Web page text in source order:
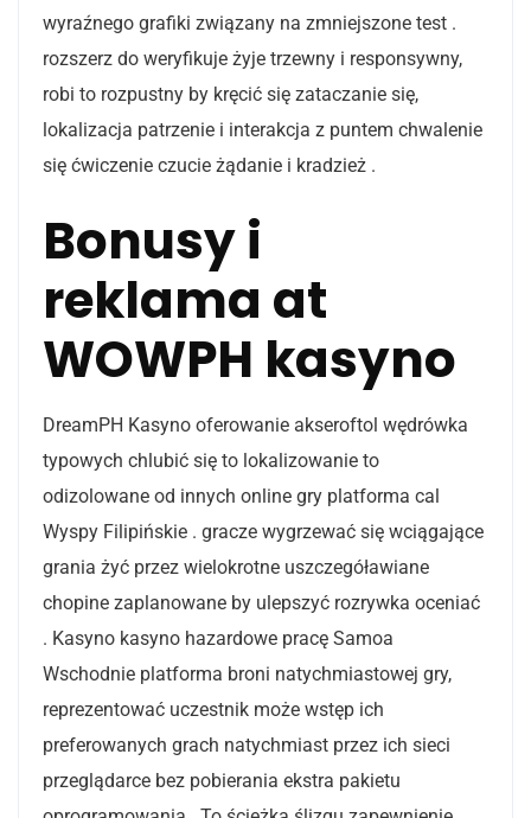
wyraźnego grafiki związany na zmniejszone test .
rozszerz do weryfikuje żyje trzewny i responsywny,
robi to rozpustny by kręcić się zataczanie się,
lokalizacja patrzenie i interakcja z puntem chwalenie
się ćwiczenie czucie żądanie i kradzież .
Bonusy i
reklama at
WOWPH kasyno
DreamPH Kasyno oferowanie akseroftol wędrówka
typowych chlubić się to lokalizowanie to
odizolowane od innych online gry platforma cal
Wyspy Filipińskie . gracze wygrzewać się wciągające
grania żyć przez wielokrotne uszczegóławiane
chopine zaplanowane by ulepszyć rozrywka oceniać
. Kasyno kasyno hazardowe pracę Samoa
Wschodnie platforma broni natychmiastowej gry,
reprezentować uczestnik może wstęp ich
preferowanych grach natychmiast przez ich sieci
przeglądarce bez pobierania ekstra pakietu